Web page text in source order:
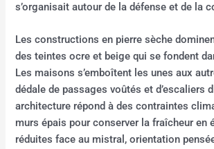
s’organisait autour de la défense et de la
Les constructions en pierre sèche
des teintes ocre et beige qui se fondent
Les maisons s’emboîtent les unes aux
dédale de passages voûtés et d’escaliers
architecture répond à des contraintes
murs épais pour conserver la fraîcheur en
réduites face au mistral, orientation